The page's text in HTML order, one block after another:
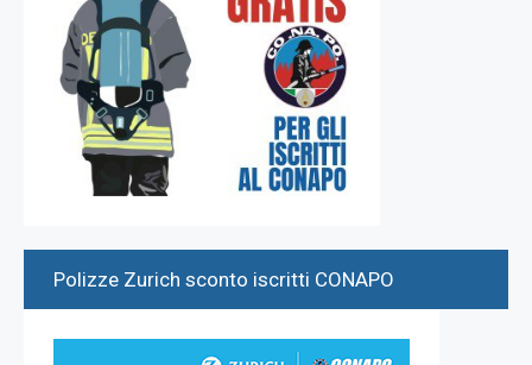
Polizze Zurich sconto iscritti CONAPO